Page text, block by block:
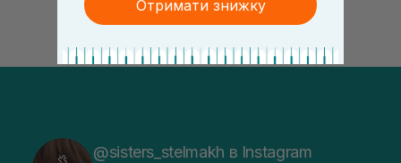
@sisters_stelmakh в Instagram
Отримати знижку